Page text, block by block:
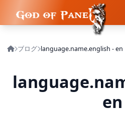
ブログ language.name.english - en
en